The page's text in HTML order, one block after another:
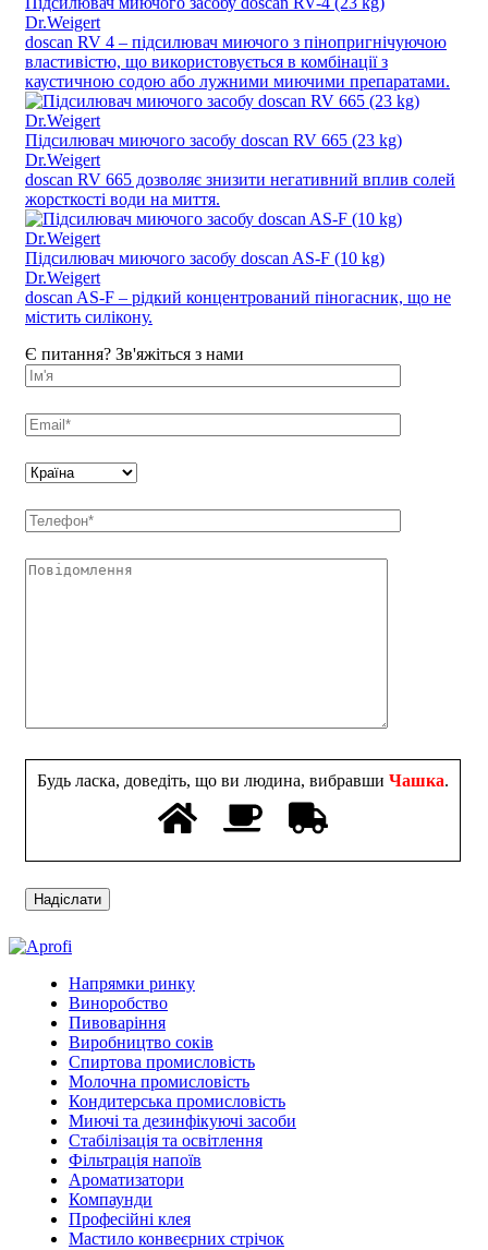
Dr.Weigert
doscan RV 4 – підсилювач миючого з пінопригнічуючою
властивістю, що використовується в комбінації з
каустичною содою або лужними миючими препаратами.
Підсилювач миючого засобу doscan RV 665 (23 kg)
Dr.Weigert
doscan RV 665 дозволяє знизити негативний вплив солей
жорсткості води на миття.
Підсилювач миючого засобу doscan AS-F (10 kg)
Dr.Weigert
doscan AS-F – рідкий концентрований піногасник, що не
містить силікону.
Є питання? Зв'яжіться з нами
Будь ласка, доведіть, що ви людина, вибравши Чашка.
Напрямки ринку
Виноробство
Пивоваріння
Виробництво соків
Спиртова промисловість
Молочна промисловість
Кондитерська промисловість
Миючі та дезинфікуючі засоби
Стабілізація та освітлення
Фільтрація напоїв
Ароматизатори
Компаунди
Професійні клея
Мастило конвеєрних стрічок